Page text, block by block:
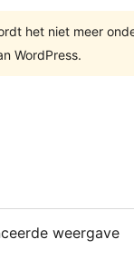
het niet meer
WordPress.
weergave